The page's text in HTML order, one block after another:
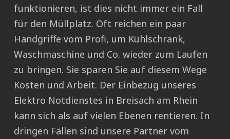
funktionieren, ist dies nicht immer ein Fall
für den Müllplatz. Oft reichen ein paar
Handgriffe vom Profi, um Kühlschrank,
Waschmaschine und Co. wieder zum Laufen
zu bringen. Sie sparen Sie auf diesem Wege
Kosten und Arbeit. Der Einbezug unseres
Elektro Notdienstes in Breisach am Rhein
kann sich als auf vielen Ebenen rentieren. In
dringen Fällen sind unsere Partner vom